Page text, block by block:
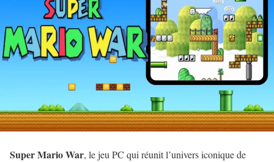
Super Mario War, le jeu PC qui réunit l’univers iconique de